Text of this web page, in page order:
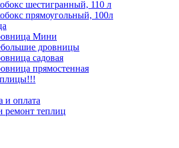
шестигранный, 110 л
прямоугольный, 100л
Мини
дровницы
садовая
прямостенная
и оплата
ремонт теплиц